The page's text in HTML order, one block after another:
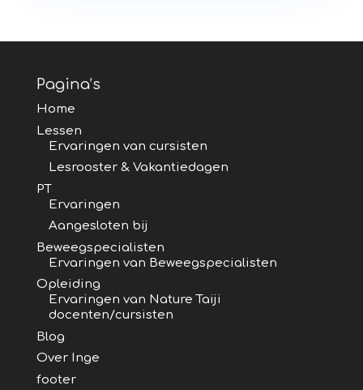
Pagina’s
Home
Lessen
Ervaringen van cursisten
Lesrooster & Vakantiedagen
PT
Ervaringen
Aangesloten bij
Beweegspecialisten
Ervaringen van Beweegspecialisten
Opleiding
Ervaringen van Nature Taiji
docenten/cursisten
Blog
Over Inge
footer